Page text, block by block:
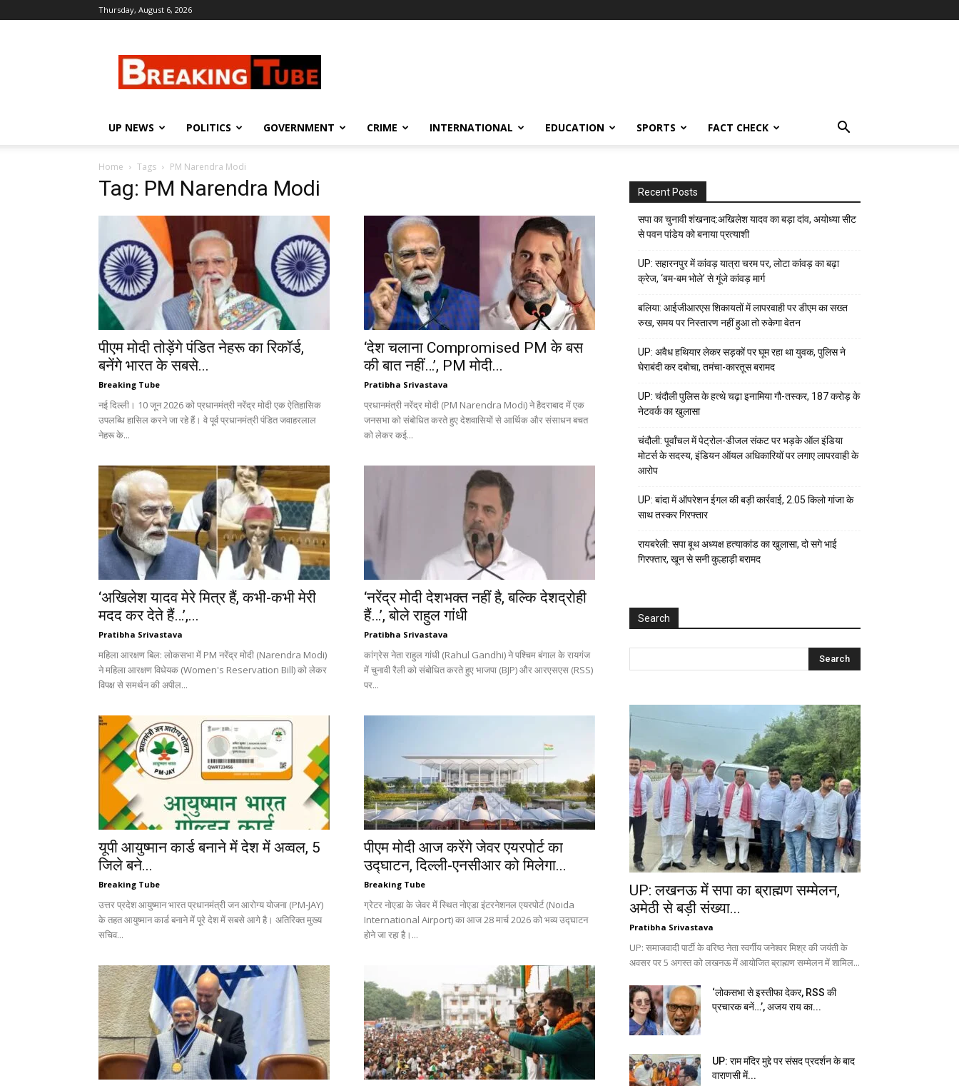
Thursday, August 6, 2026
UP NEWS POLITICS GOVERNMENT CRIME INTERNATIONAL EDUCATION SPORTS FACT CHECK
Home Tags PM Narendra Modi
Tag: PM Narendra Modi
पीएम मोदी तोड़ेंगे पंडित नेहरू का रिकॉर्ड,
बनेंगे भारत के सबसे...
Breaking Tube
नई दिल्ली। 10 जून 2026 को प्रधानमंत्री नरेंद्र मोदी एक ऐतिहासिक
उपलब्धि हासिल करने जा रहे हैं। वे पूर्व प्रधानमंत्री पंडित जवाहरलाल
नेहरू के...
‘देश चलाना Compromised PM के बस
की बात नहीं…’, PM मोदी...
Pratibha Srivastava
प्रधानमंत्री नरेंद्र मोदी (PM Narendra Modi) ने हैदराबाद में एक
जनसभा को संबोधित करते हुए देशवासियों से आर्थिक और संसाधन बचत
को लेकर कई...
‘अखिलेश यादव मेरे मित्र हैं, कभी-कभी मेरी
मदद कर देते हैं…’,...
Pratibha Srivastava
महिला आरक्षण बिल: लोकसभा में PM नरेंद्र मोदी (Narendra Modi)
ने महिला आरक्षण विधेयक (Women's Reservation Bill) को लेकर
विपक्ष से समर्थन की अपील...
‘नरेंद्र मोदी देशभक्त नहीं है, बल्कि देशद्रोही
हैं…’, बोले राहुल गांधी
Pratibha Srivastava
कांग्रेस नेता राहुल गांधी (Rahul Gandhi) ने पश्चिम बंगाल के रायगंज
में चुनावी रैली को संबोधित करते हुए भाजपा (BJP) और आरएसएस (RSS)
पर...
यूपी आयुष्मान कार्ड बनाने में देश में अव्वल, 5
जिले बने...
Breaking Tube
उत्तर प्रदेश आयुष्मान भारत प्रधानमंत्री जन आरोग्य योजना (PM-JAY)
के तहत आयुष्मान कार्ड बनाने में पूरे देश में सबसे आगे है। अतिरिक्त मुख्य
सचिव...
पीएम मोदी आज करेंगे जेवर एयरपोर्ट का
उद्घाटन, दिल्ली-एनसीआर को मिलेगा...
Breaking Tube
ग्रेटर नोएडा के जेवर में स्थित नोएडा इंटरनेशनल एयरपोर्ट (Noida
International Airport) का आज 28 मार्च 2026 को भव्य उद्घाटन
होने जा रहा है।...
Recent Posts
सपा का चुनावी शंखनाद:अखिलेश यादव का बड़ा दांव, अयोध्या सीट
से पवन पांडेय को बनाया प्रत्याशी
UP: सहारनपुर में कांवड़ यात्रा चरम पर, लोटा कांवड़ का बढ़ा
क्रेज, ‘बम-बम भोले’ से गूंजे कांवड़ मार्ग
बलिया: आईजीआरएस शिकायतों में लापरवाही पर डीएम का सख्त
रुख, समय पर निस्तारण नहीं हुआ तो रुकेगा वेतन
UP: अवैध हथियार लेकर सड़कों पर घूम रहा था युवक, पुलिस ने
घेराबंदी कर दबोचा, तमंचा-कारतूस बरामद
UP: चंदौली पुलिस के हत्थे चढ़ा इनामिया गौ-तस्कर, 187 करोड़ के
नेटवर्क का खुलासा
चंदौली: पूर्वांचल में पेट्रोल-डीजल संकट पर भड़के ऑल इंडिया
मोटर्स के सदस्य, इंडियन ऑयल अधिकारियों पर लगाए लापरवाही के
आरोप
UP: बांदा में ऑपरेशन ईगल की बड़ी कार्रवाई, 2.05 किलो गांजा के
साथ तस्कर गिरफ्तार
रायबरेली: सपा बूथ अध्यक्ष हत्याकांड का खुलासा, दो सगे भाई
गिरफ्तार, खून से सनी कुल्हाड़ी बरामद
Search
UP: लखनऊ में सपा का ब्राह्मण सम्मेलन,
अमेठी से बड़ी संख्या...
Pratibha Srivastava
UP: समाजवादी पार्टी के वरिष्ठ नेता स्वर्गीय जनेश्वर मिश्र की जयंती के
अवसर पर 5 अगस्त को लखनऊ में आयोजित ब्राह्मण सम्मेलन में शामिल...
‘लोकसभा से इस्तीफा देकर, RSS की
प्रचारक बनें…’, अजय राय का...
UP: राम मंदिर मुद्दे पर संसद प्रदर्शन के बाद
वाराणसी में...